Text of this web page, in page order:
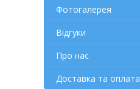
Фотогалерея
Відгуки
Про нас
Доставка та оплата